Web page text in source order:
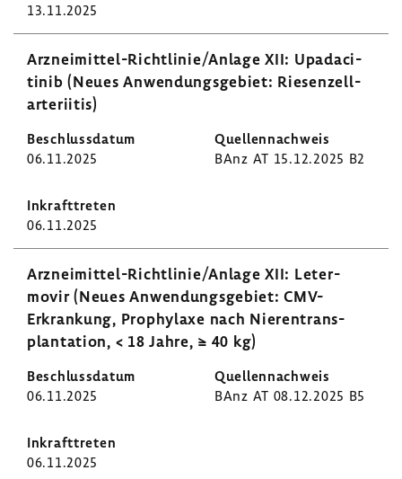
13.11.2025
Arzneimittel-​Richtlinie/Anlage XII: Upad­a­ci­
tinib (Neues Anwen­dungs­ge­biet: Riesen­zell­
arte­ri­itis)
06.11.2025 BAnz AT 15.12.2025 B2
06.11.2025
Arzneimittel-​Richtlinie/Anlage XII: Leter­
movir (Neues Anwen­dungs­ge­biet: CMV-​
Erkrankung, Prophy­laxe nach Nieren­trans­
plan­ta­tion, < 18 Jahre, ≥ 40 kg)
06.11.2025 BAnz AT 08.12.2025 B5
06.11.2025